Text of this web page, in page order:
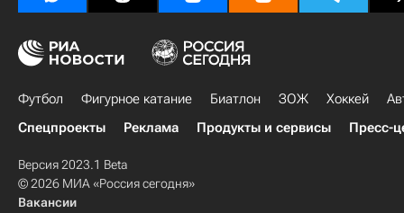
Футбол Фигурное катание Биатлон ЗОЖ Хоккей
Спецпроекты
Реклама Продукты и сервисы Пресс-
Версия 2023.1 Beta
© 2026 МИА «Россия сегодня»
Вакансии